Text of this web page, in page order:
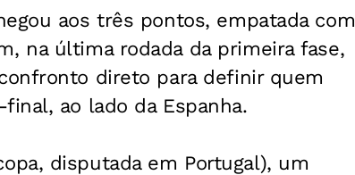
aos três pontos, empatada com
na última rodada da primeira fase,
direto para definir quem
ao lado da Espanha.
disputada em Portugal), um